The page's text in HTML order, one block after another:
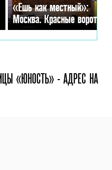
«Ешь как местный»:
Москва. Красные ворота
«ЮНОСТЬ» - АДРЕС НА